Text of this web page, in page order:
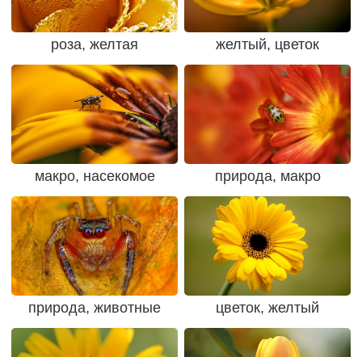
роза, желтая желтый, цветок
макро, насекомое природа, макро
природа, животные цветок, желтый